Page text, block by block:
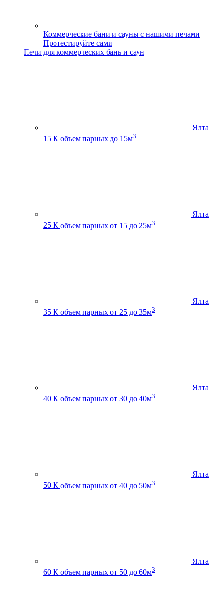
Коммерческие бани и сауны с нашими печами
Протестируйте сами
Печи для коммерческих бань и саун
Ялта
15 К объем парных до 15м3
Ялта
25 К объем парных от 15 до 25м3
Ялта
35 К объем парных от 25 до 35м3
Ялта
40 К объем парных от 30 до 40м3
Ялта
50 К объем парных от 40 до 50м3
Ялта
60 К объем парных от 50 до 60м3